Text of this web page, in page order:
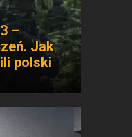
–
Jak
polski